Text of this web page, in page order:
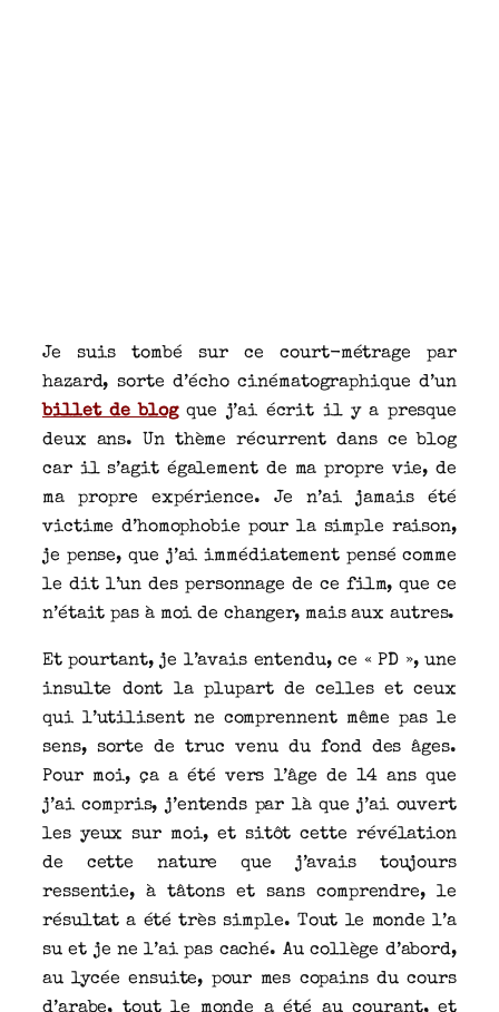
Je suis tombé sur ce court-métrage par
hazard, sorte d’écho cinématographique d’un
billet de blogque j’ai écrit il y a presque
deux ans. Un thème récurrent dans ce blog
car il s’agit également de ma propre vie, de
ma propre expérience. Je n’ai jamais été
victime d’homophobie pour la simple raison,
je pense, que j’ai immédiatement pensé comme
le dit l’un des personnage de ce film, que ce
n’était pas à moi de changer, mais aux autres.
Et pourtant, je l’avais entendu, ce « PD », une
insulte dont la plupart de celles et ceux
qui l’utilisent ne comprennent même pas le
sens, sorte de truc venu du fond des âges.
Pour moi, ça a été vers l’âge de 14 ans que
j’ai compris, j’entends par là que j’ai ouvert
les yeux sur moi, et sitôt cette révélation
de cette nature que j’avais toujours
ressentie, à tâtons et sans comprendre, le
résultat a été très simple. Tout le monde l’a
su et je ne l’ai pas caché. Au collège d’abord,
au lycée ensuite, pour mes copains du cours